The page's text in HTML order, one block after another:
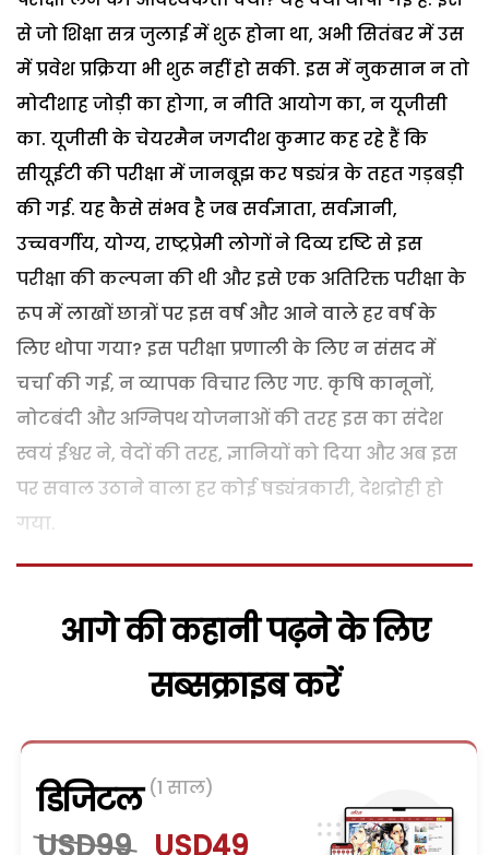
से जो शिक्षा सत्र जुलाई में शुरू होना था, अभी सितंबर में उस
में प्रवेश प्रक्रिया भी शुरू नहीं हो सकी. इस में नुकसान न तो
मोदीशाह जोड़ी का होगा, न नीति आयोग का, न यूजीसी
का. यूजीसी के चेयरमैन जगदीश कुमार कह रहे हैं कि
सीयूईटी की परीक्षा में जानबूझ कर षड्यंत्र के तहत गड़बड़ी
की गई. यह कैसे संभव है जब सर्वज्ञाता, सर्वज्ञानी,
उच्चवर्गीय, योग्य, राष्ट्रप्रेमी लोगों ने दिव्य दृष्टि से इस
परीक्षा की कल्पना की थी और इसे एक अतिरिक्त परीक्षा के
रूप में लाखों छात्रों पर इस वर्ष और आने वाले हर वर्ष के
लिए थोपा गया? इस परीक्षा प्रणाली के लिए न संसद में
चर्चा की गई, न व्यापक विचार लिए गए. कृषि कानूनों,
नोटबंदी और अग्निपथ योजनाओं की तरह इस का संदेश
स्वयं ईश्वर ने, वेदों की तरह, ज्ञानियों को दिया और अब इस
पर सवाल उठाने वाला हर कोई षड्यंत्रकारी, देशद्रोही हो
गया.
आगे की कहानी पढ़ने के लिए
सब्सक्राइब करें
डिजिटल (1 साल)
USD99 USD49